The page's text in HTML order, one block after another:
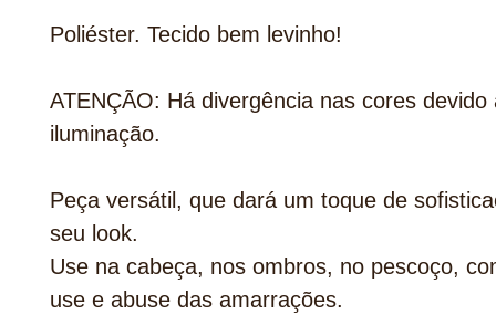
Poliéster. Tecido bem levinho!
ATENÇÃO: Há divergência nas cores devido
iluminação.
Peça versátil, que dará um toque de
seu look.
Use na cabeça, nos ombros, no pescoço,
use e abuse das amarrações.